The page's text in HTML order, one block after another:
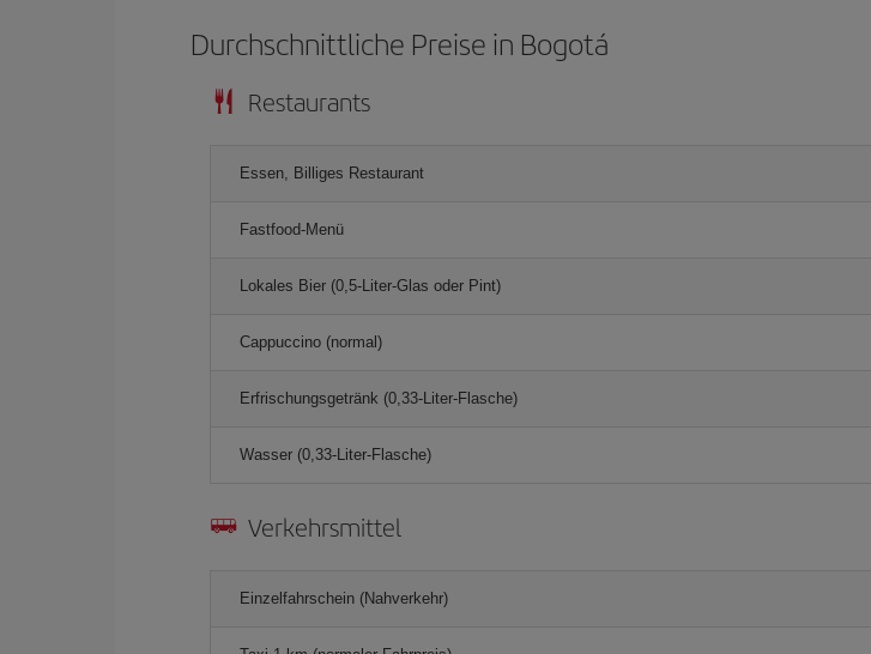
Durchschnittliche Preise in Bogotá
Restaurants
Essen, Billiges Restaurant
Fastfood-Menü
Lokales Bier (0,5-Liter-Glas oder Pint)
Cappuccino (normal)
Erfrischungsgetränk (0,33-Liter-Flasche)
Wasser (0,33-Liter-Flasche)
Verkehrsmittel
Einzelfahrschein (Nahverkehr)